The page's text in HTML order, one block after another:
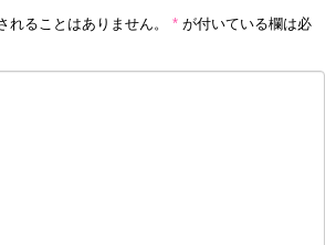
れることはありません。 * が付いている欄は必